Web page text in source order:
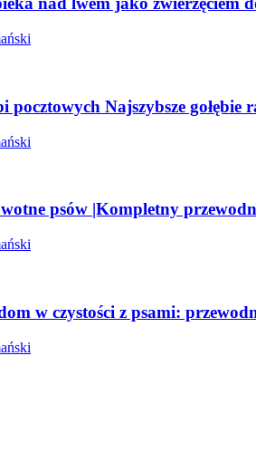
pocztowych Najszybsze gołębie
psów |Kompletny
w czystości z psami: